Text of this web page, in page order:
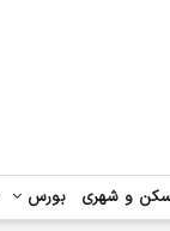
و شهری بورس